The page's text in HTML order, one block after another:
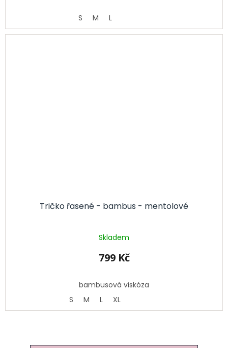
S M L
Tričko řasené - bambus - mentolové
Skladem
799 Kč
bambusová viskóza
S
M L XL